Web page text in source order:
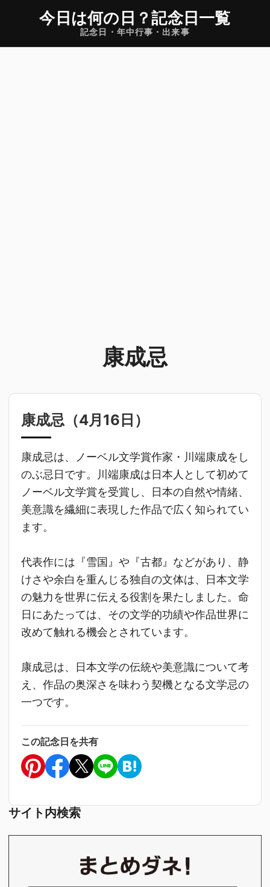
今日は何の日 ？記念日一覧
記念日・年中行事・出来事
康成忌
康成忌（4月16日 ）
康成忌は、ノーベル文学賞作家・川端康成をし
のぶ忌日です。川端康成は日本人として初めて
ノーベル文学賞を受賞し、日本の自然や情緒、
美意識を繊細に表現した作品で広く知られてい
ます。
代表作には『雪国』や『古都』などがあり、静
けさや余白を重んじる独自の文体は、日本文学
の魅力を世界に伝える役割を果たしました。命
日にあたっては、その文学的功績や作品世界に
改めて触れる機会とされています。
康成忌は、日本文学の伝統や美意識について考
え、作品の奥深さを味わう契機となる文学忌の
一つです。
この記念日を共有
サイト内検索